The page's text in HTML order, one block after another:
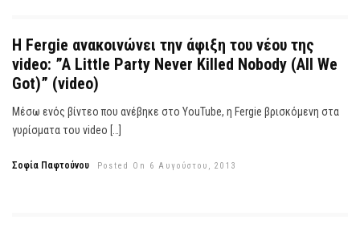
H Fergie ανακοινώνει την άφιξη του νέου της
video: ”A Little Party Never Killed Nobody (All We
Got)” (video)
Μέσω ενός βίντεο που ανέβηκε στο YouTube, η Fergie βρισκόμενη στα
γυρίσματα του video […]
Σοφία Παφτούνου Posted On 6 Αυγούστου, 2013